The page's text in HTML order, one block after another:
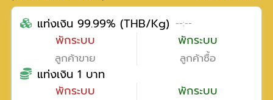
แท่งเงิน 99.99% (THB/Kg) --:--
พักระบบ
ลูกค้าขาย
พักระบบ
ลูกค้าซื้อ
แท่งเงิน 1 บาท
พักระบบ
พักระบบ